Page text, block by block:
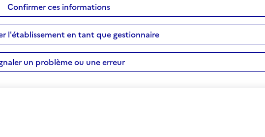
Confirmer ces informations
l'établissement en tant que gestionnaire
un problème ou une erreur